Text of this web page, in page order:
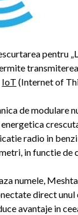
pentru
IoT (Internet of
de modulare
radio in
in functie de
numele,
direct
avantaje in